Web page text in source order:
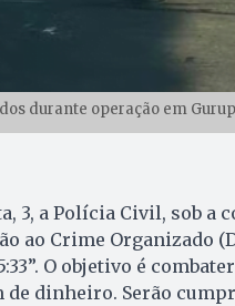
durante operação em
3, a Polícia Civil, sob a
ao Crime Organizado
O objetivo é
de dinheiro. Serão